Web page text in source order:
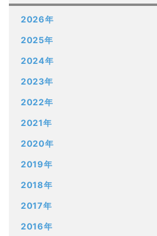
2026年
2025年
2024年
2023年
2022年
2021年
2020年
2019年
2018年
2017年
2016年